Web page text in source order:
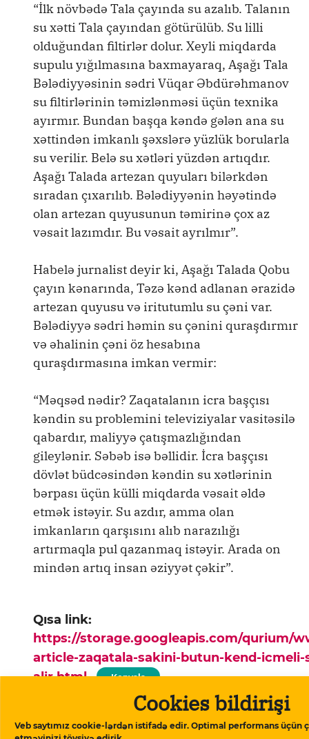
Cookies bildirişi
Veb saytımız cookie-lərdən istifadə edir. Optimal performans üçün
“İlk növbədə Tala çayında su azalıb. Talanın
su xətti Tala çayından götürülüb. Su lilli
olduğundan filtirlər dolur. Xeyli miqdarda
supulu yığılmasına baxmayaraq, Aşağı Tala
Bələdiyyəsinin sədri Vüqar Əbdürəhmanov
su filtirlərinin təmizlənməsi üçün texnika
ayırmır. Bundan başqa kəndə gələn ana su
xəttindən imkanlı şəxslərə yüzlük borularla
su verilir. Belə su xətləri yüzdən artıqdır.
Aşağı Talada artezan quyuları bilərkdən
sıradan çıxarılıb. Bələdiyyənin həyətində
olan artezan quyusunun təmirinə çox az
vəsait lazımdır. Bu vəsait ayrılmır”.
Habelə jurnalist deyir ki, Aşağı Talada Qobu
çayın kənarında, Təzə kənd adlanan ərazidə
artezan quyusu və iritutumlu su çəni var.
Bələdiyyə sədri həmin su çənini quraşdırmır
və əhalinin çəni öz hesabına
quraşdırmasına imkan vermir:
“Məqsəd nədir? Zaqatalanın icra başçısı
kəndin su problemini televiziyalar vasitəsilə
qabardır, maliyyə çatışmazlığından
gileylənir. Səbəb isə bəllidir. İcra başçısı
dövlət büdcəsindən kəndin su xətlərinin
bərpası üçün külli miqdarda vəsait əldə
etmək istəyir. Su azdır, amma olan
imkanların qarşısını alıb narazılığı
artırmaqla pul qazanmaq istəyir. Arada on
mindən artıq insan əziyyət çəkir”.
Qısa link:
https://storage.googleapis.com/qurium/
article-zaqatala-sakini-butun-kend-icmeli-
alir.html
Kopyala
Ana səhifə ▸ Bölgə ▸
Zaqatala sakini: